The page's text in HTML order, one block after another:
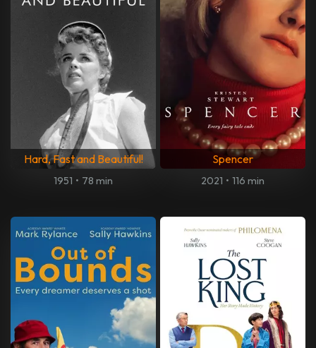
Hard, Fast and Beautiful!
1951 • 78 min
Spencer
2021 • 116 min